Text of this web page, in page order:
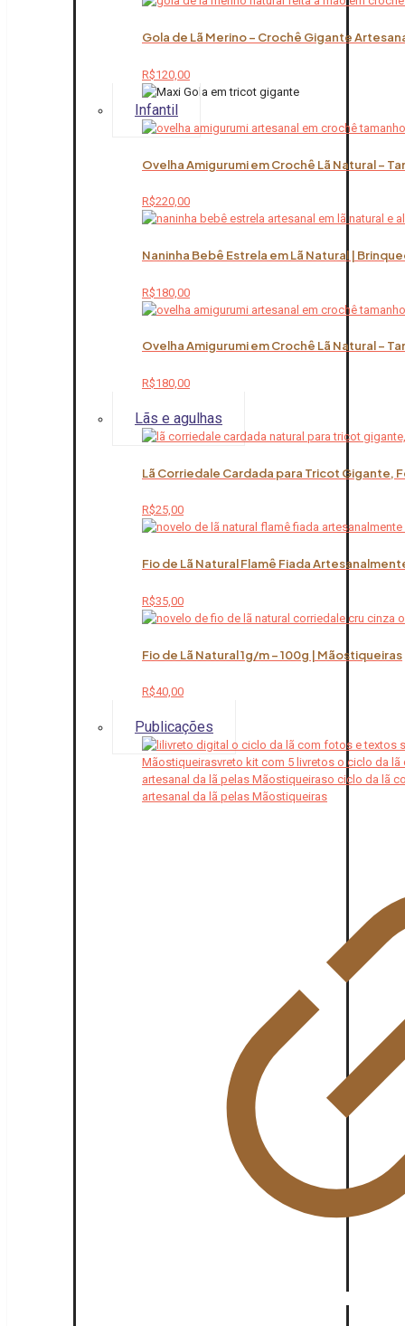
Gola de Lã Merino – Crochê Gigante
R$120,00
Infantil
Ovelha Amigurumi em Crochê Lã Natural –
R$220,00
Naninha Bebê Estrela em Lã Natural |
R$180,00
Ovelha Amigurumi em Crochê Lã Natural –
R$180,00
Lãs e agulhas
Lã Corriedale Cardada para Tricot Gigante,
R$25,00
Fio de Lã Natural Flamê Fiada
R$35,00
Fio de Lã Natural 1g/m – 100g | Mãostiqueiras
R$40,00
Publicações